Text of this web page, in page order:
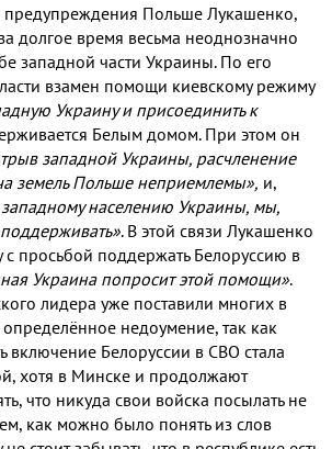
Польше Лукашенко,
долгое время весьма неоднозначно
западной части Украины. По его
взамен помощи киевскому режиму
Украину и присоединить к
Белым домом. При этом он
западной Украины, расчленение
земель Польше неприемлемы», и,
населению Украины, мы,
. В этой связи Лукашенко
с просьбой поддержать Белоруссию в
Украина попросит этой помощи».
лидера уже поставили многих в
недоумение, так как
включение Белоруссии в СВО стала
, хотя в Минске и продолжают
, что никуда свои войска посылать не
, как можно было понять из слов